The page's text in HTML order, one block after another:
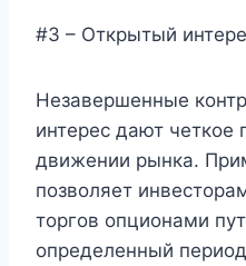
#3 – Открытый
Незавершенные
интерес дают четкое
движении рынка.
позволяет
торгов опционами
определенный